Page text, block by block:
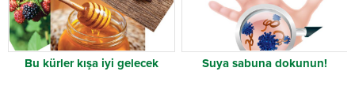
Bu kürler kışa iyi gelecek Suya sabuna dokunun!